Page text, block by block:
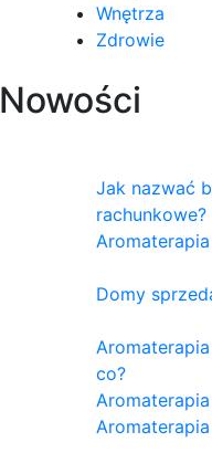
Wnętrza
Zdrowie
Nowości
Jak nazwać
rachunkowe?
Domy
co?